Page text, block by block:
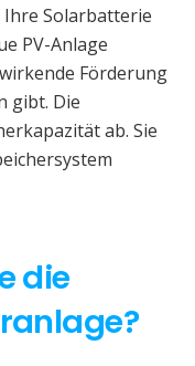
Ihre Solarbatterie
PV-Anlage
Förderung
gibt. Die
ab. Sie
die